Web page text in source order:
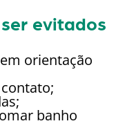
evitados
orientação
banho